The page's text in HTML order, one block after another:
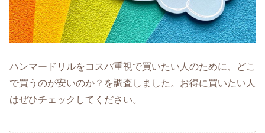
ハンマードリルをコスパ重視で買いたい人のために、どこ
で買うのが安いのか？を調査しました。お得に買いたい人
はぜひチェックしてください。